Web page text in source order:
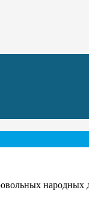
народных